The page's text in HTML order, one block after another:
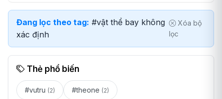
Đang lọc theo tag: #vật thể bay không
xác định
Xóa bộ
lọc
Thẻ phổ biến
#vutru (2) #theone (2)